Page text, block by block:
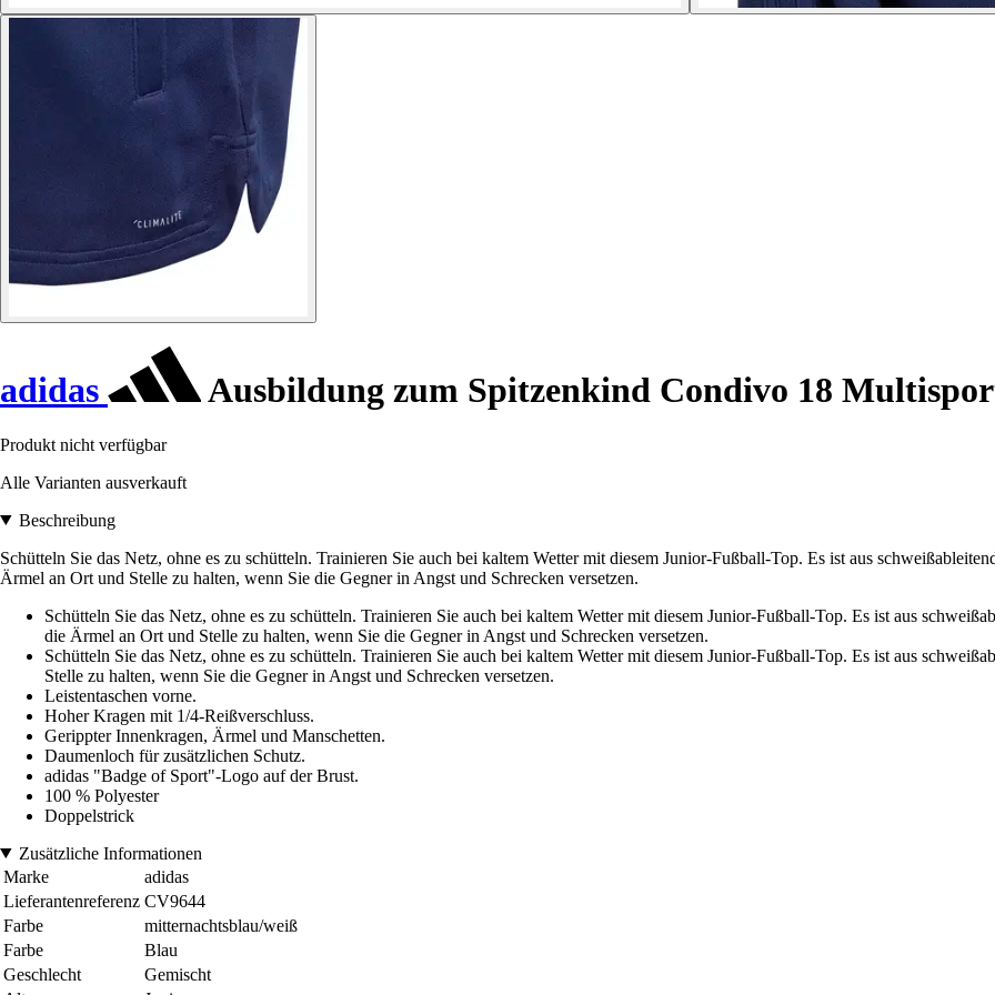
adidas Ausbildung zum Spitzenkind Condivo 18
Produkt nicht verfügbar
Alle Varianten ausverkauft
Beschreibung
Schütteln Sie das Netz, ohne es zu schütteln. Trainieren Sie auch bei kaltem Wetter mit diesem Junior-Fußball-Top. Es ist aus
Ärmel an Ort und Stelle zu halten, wenn Sie die Gegner in Angst und Schrecken versetzen.
Schütteln Sie das Netz, ohne es zu schütteln. Trainieren Sie auch bei kaltem Wetter mit diesem Junior-Fußball-Top. Es ist aus
die Ärmel an Ort und Stelle zu halten, wenn Sie die Gegner in Angst und Schrecken versetzen.
Schütteln Sie das Netz, ohne es zu schütteln. Trainieren Sie auch bei kaltem Wetter mit diesem Junior-Fußball-Top. Es ist aus
Stelle zu halten, wenn Sie die Gegner in Angst und Schrecken versetzen.
Leistentaschen vorne.
Hoher Kragen mit 1/4-Reißverschluss.
Gerippter Innenkragen, Ärmel und Manschetten.
Daumenloch für zusätzlichen Schutz.
adidas "Badge of Sport"-Logo auf der Brust.
100 % Polyester
Doppelstrick
Zusätzliche Informationen
Marke
adidas
Lieferantenreferenz CV9644
Farbe
mitternachtsblau/weiß
Farbe
Blau
Geschlecht
Gemischt